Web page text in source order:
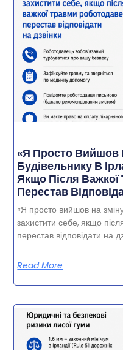
«Я Просто Вийшов
Будівельнику В
Якщо Після
Перестав
«Я просто вийшов на
захистити себе, якщо
перестав відповідати на
Read More